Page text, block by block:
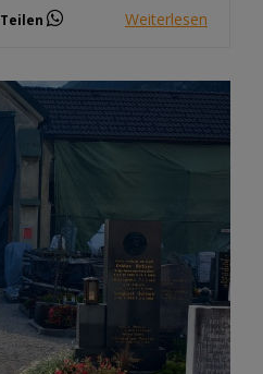
Teilen Weiterlesen